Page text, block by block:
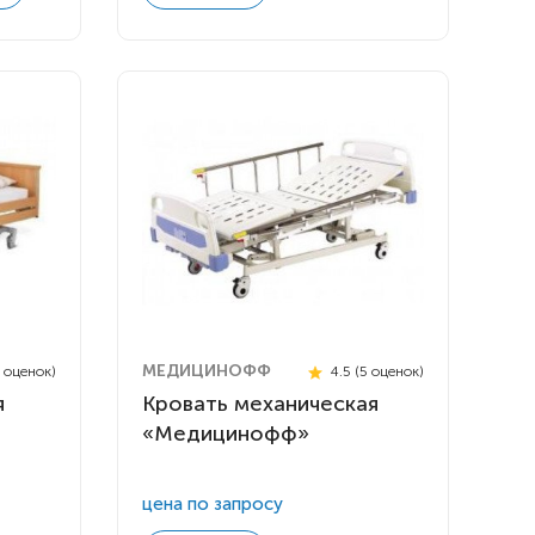
МЕДИЦИНОФФ 4.5 (5 оценок)
Кровать механическая
«Медицинофф»
цена по запросу